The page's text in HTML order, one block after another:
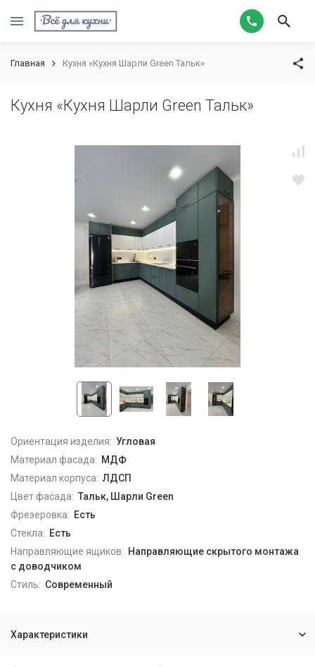
Главная Кухня «Кухня Шарли Green Тальк»
Кухня «Кухня Шарли Green Тальк»
Ориентация изделия: Угловая
Материал фасада: МДФ
Материал корпуса: ЛДСП
Цвет фасада: Тальк, Шарли Green
Фрезеровка: Есть
Стекла: Есть
Направляющие ящиков: Направляющие скрытого монтажа
с доводчиком
Стиль: Современный
Характеристики